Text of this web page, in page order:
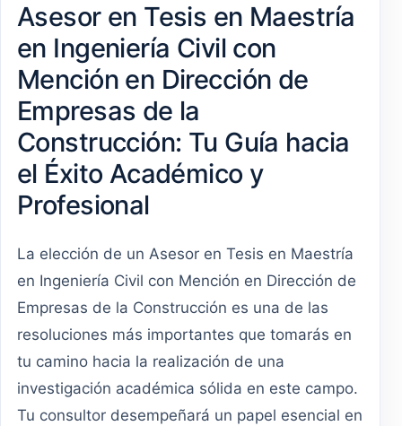
Asesor en Tesis en Maestría
en Ingeniería Civil con
Mención en Dirección de
Empresas de la
Construcción: Tu Guía hacia
el Éxito Académico y
Profesional
La elección de un Asesor en Tesis en Maestría
en Ingeniería Civil con Mención en Dirección de
Empresas de la Construcción es una de las
resoluciones más importantes que tomarás en
tu camino hacia la realización de una
investigación académica sólida en este campo.
Tu consultor desempeñará un papel esencial en